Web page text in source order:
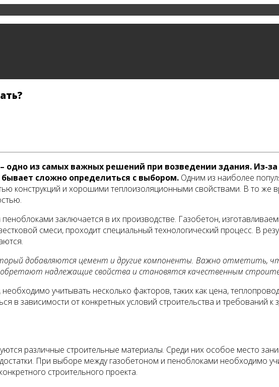
одно из самых важных решений при возведении здания. Из-
сложно определиться с выбором. Одним из наиболее
конструкций и хорошими теплоизоляционными свойствами. В то же
заключается в их производстве. Газобетон,
смеси, проходит специальный технологический процесс. В
добавляются цемент и другие компоненты. Важно отметить,
надлежащие свойства и становятся качественным
учитывать несколько факторов, таких как цена,
в зависимости от конкретных условий строительства и требований к
различные строительные материалы. Среди них особое место
При выборе между газобетоном и пеноблоками необходимо
строительного проекта.